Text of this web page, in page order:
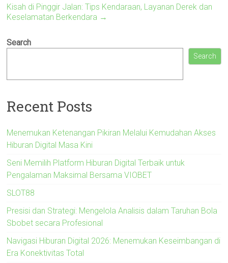
Kisah di Pinggir Jalan: Tips Kendaraan, Layanan Derek dan
Keselamatan Berkendara →
Search
Search
Recent Posts
Menemukan Ketenangan Pikiran Melalui Kemudahan Akses
Hiburan Digital Masa Kini
Seni Memilih Platform Hiburan Digital Terbaik untuk
Pengalaman Maksimal Bersama VIOBET
SLOT88
Presisi dan Strategi: Mengelola Analisis dalam Taruhan Bola
Sbobet secara Profesional
Navigasi Hiburan Digital 2026: Menemukan Keseimbangan di
Era Konektivitas Total